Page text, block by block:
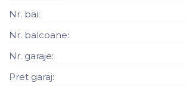
Nr. bai:
Nr. balcoane:
Nr. garaje:
Pret garaj: